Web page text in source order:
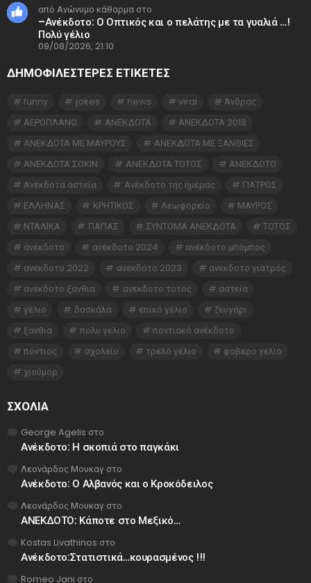
από Ανώνυμο κάθαρμα στο
–Ανέκδοτο: Ο Οπτικός και ο πελάτης με τα γυαλιά …!
Πολύ γέλιο
09/08/2026, 21:10
ΔΗΜΟΦΙΛΕΣΤΕΡΕΣ ΕΤΙΚΈΤΕΣ
funny jokes news viral
Άνδρας
ΑΕΡΟΠΛΑΝΟ
ΑΝΕΚΔΟΤΑ
ΑΝΕΚΔΟΤΑ 2018
ΑΝΕΚΔΟΤΑ ΜΕ ΜΑΥΡΟΥΣ
ΑΝΕΚΔΟΤΑ ΜΕ ΞΑΝΘΙΕΣ
ΑΝΕΚΔΟΤΑ ΣΟΚΙΝ
ΑΝΕΚΔΟΤΑ ΤΟΤΟΣ
ΑΝΕΚΔΟΤΟ
Ανέκδοτα αστεία
Ανέκδοτο της ημέρας
ΓΙΑΤΡΟΣ
ΕΛΛΗΝΑΣ
ΚΡΗΤΙΚΟΣ Λεωφορείο
ΜΑΥΡΟΣ
ΝΤΑΛΙΚΑ
ΠΑΠΑΣ ΣΥΝΤΟΜΑ ΑΝΕΚΔΟΤΑ
ΤΟΤΟΣ
ανέκδοτο
ανέκδοτο 2024
ανέκδοτο μπόμπος
ανεκδοτο 2022
ανεκδοτο 2023
ανεκδοτο γιατρός
ανεκδοτο ξανθια
ανεκδοτο τοτος
αστεία
γέλιο
δασκάλα επικό γέλιο
ζευγάρι
ξανθια
πολυ γελιο
ποντιακό ανέκδοτο
πόντιος
σχολείο τρελό γέλιο
φοβερο γελιο
χιούμορ
ΣΧΌΛΙΑ
George Agelis στο
Ανέκδοτο: Η σκοπιά στο παγκάκι
Λεονάρδος Μουκαγ στο
Ανέκδοτο: Ο Αλβανός και ο Κροκόδειλος
Λεονάρδος Μουκαγ στο
ΑΝΕΚΔΟΤΟ: Κάποτε στο Μεξικό…
Kostas Livathinos στο
Ανέκδοτο:Στατιστικά…κουρασμένος !!!
Romeo Jani στο